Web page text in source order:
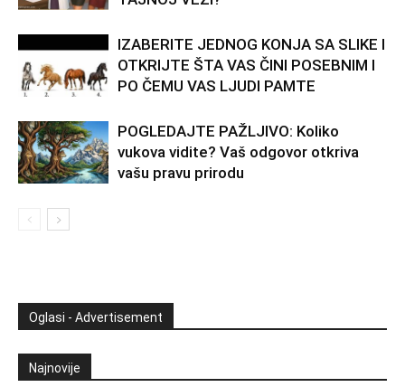
IZABERITE JEDNOG KONJA SA SLIKE I
OTKRIJTE ŠTA VAS ČINI POSEBNIM I
PO ČEMU VAS LJUDI PAMTE
POGLEDAJTE PAŽLJIVO: Koliko
vukova vidite? Vaš odgovor otkriva
vašu pravu prirodu
Oglasi - Advertisement
Najnovije